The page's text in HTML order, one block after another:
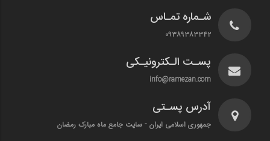
شـماره تمـاس
۰۹۳۸۹۳۸۳۳۴۲
پسـت الـکترونیـکی
info@ramezan.com
آدرس پسـتی
جمهوری اسلامی ایران - سایت جامع ماه مبارک رمضان